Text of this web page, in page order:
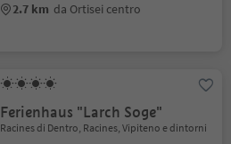
2.7 km da Ortisei centro
Ferienhaus "Larch Soge"
Racines di Dentro, Racines, Vipiteno e dintorni